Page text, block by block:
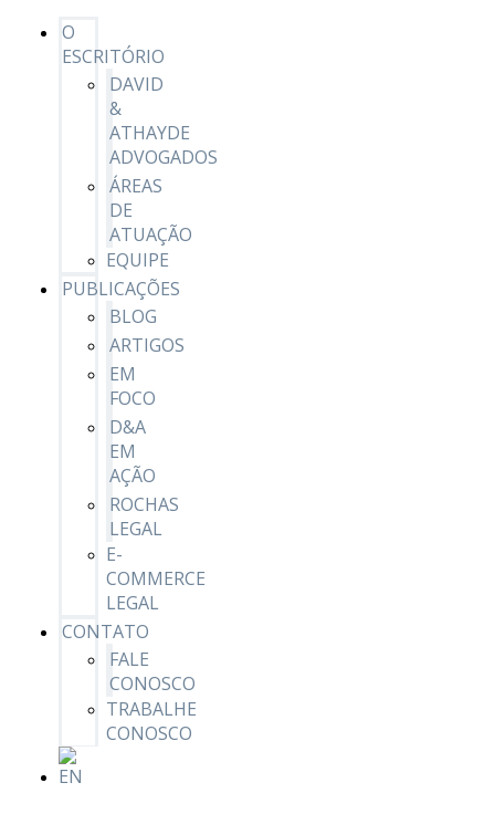
O
ESCRITÓRIO
DAVID
&
ATHAYDE
ADVOGADOS
ÁREAS
DE
ATUAÇÃO
EQUIPE
PUBLICAÇÕES
BLOG
ARTIGOS
EM
FOCO
D&A
EM
AÇÃO
ROCHAS
LEGAL
E-
COMMERCE
LEGAL
CONTATO
FALE
CONOSCO
TRABALHE
CONOSCO